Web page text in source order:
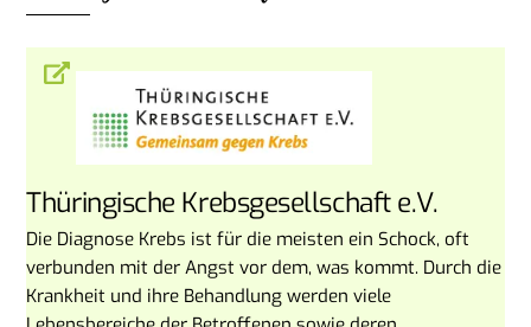
Thüringische Krebsgesellschaft e.V.
Die Diagnose Krebs ist für die meisten ein Schock, oft
verbunden mit der Angst vor dem, was kommt. Durch die
Krankheit und ihre Behandlung werden viele